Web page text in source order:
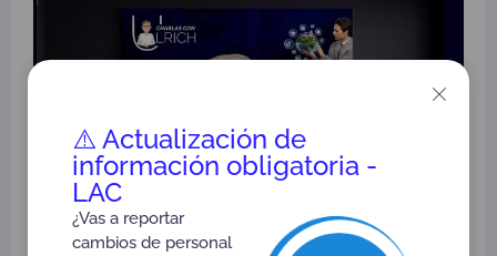
⚠️ Actualización de
información obligatoria -
LAC
¿Vas a reportar
cambios de personal